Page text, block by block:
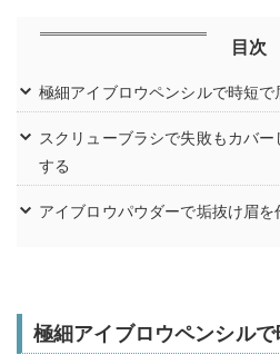
目次
極細アイブロウペンシルで時短で
スクリューブラシで失敗もカバ
する
アイブロウパウダーで垢抜け眉を
極細アイブロウペンシル